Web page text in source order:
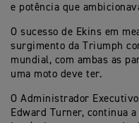
e potência que
O sucesso de Ekins em
surgimento da Triumph
mundial, com ambas as
uma moto deve ter.
O Administrador
Edward Turner, continua